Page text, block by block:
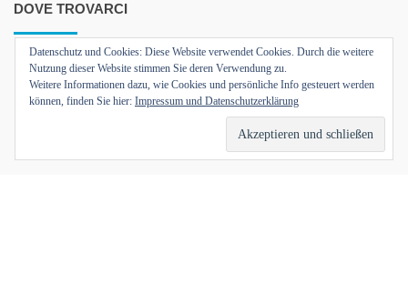
DOVE TROVARCI
Datenschutz und Cookies: Diese Website verwendet Cookies. Durch die weitere
Nutzung dieser Website stimmen Sie deren Verwendung zu.
Weitere Informationen dazu, wie Cookies und persönliche Info gesteuert werden
können, finden Sie hier: Impressum und Datenschutzerklärung